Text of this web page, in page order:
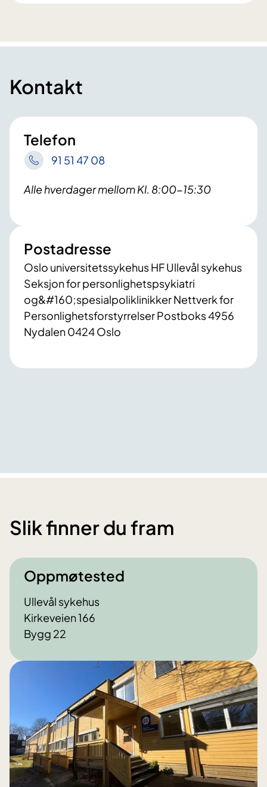
Kontakt
Telefon
91 51 47 08
Alle hverdager mellom Kl. 8:00-15:30
Postadresse
Oslo universitetssykehus HF Ullevål sykehus
Seksjon for personlighetspsykiatri
og&#160;spesialpoliklinikker Nettverk for
Personlighetsforstyrrelser Postboks 4956
Nydalen 0424 Oslo
Slik finner du fram
Oppmøtested
Ullevål sykehus
Kirkeveien 166
Bygg 22